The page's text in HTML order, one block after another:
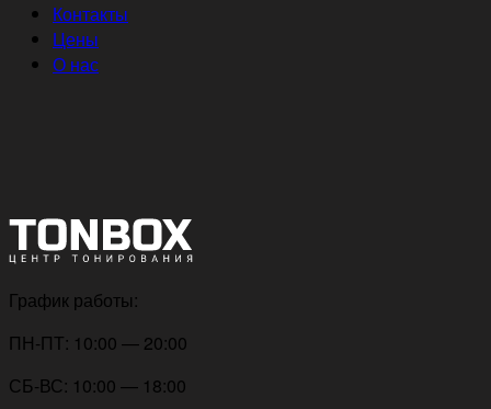
Контакты
Цены
О нас
График работы:
ПН-ПТ: 10:00 — 20:00
СБ-ВС: 10:00 — 18:00